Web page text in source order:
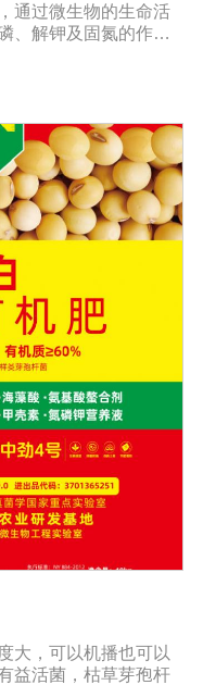
通过微生物的生命活
、解钾及固氮的作
同程度地刺激调节植
、系统防卫酶等多种
诱导系统抗性间接达
，生根护根，平衡土壤
作物的抗病性，苗齐
对高温、低温、干
●营养丰富，促进植物
根增多，预防早衰，
、果树、土豆、红
等瓜果、蔬菜。【注
不可与杀菌剂混合使
洗后在喷菌剂。2.本
存】于阴凉干燥处保
24个月【性 状】粉
大，可以机播也可以
益活菌，枯草芽孢杆